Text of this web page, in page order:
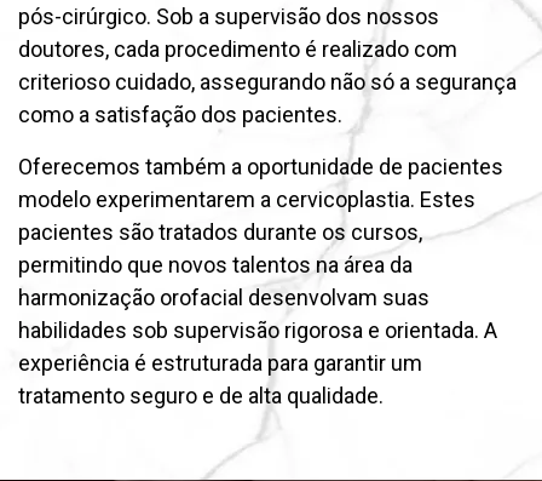
pós-cirúrgico. Sob a supervisão dos nossos
doutores, cada procedimento é realizado com
criterioso cuidado, assegurando não só a segurança
como a satisfação dos pacientes.
Oferecemos também a oportunidade de pacientes
modelo experimentarem a cervicoplastia. Estes
pacientes são tratados durante os cursos,
permitindo que novos talentos na área da
harmonização orofacial desenvolvam suas
habilidades sob supervisão rigorosa e orientada. A
experiência é estruturada para garantir um
tratamento seguro e de alta qualidade.